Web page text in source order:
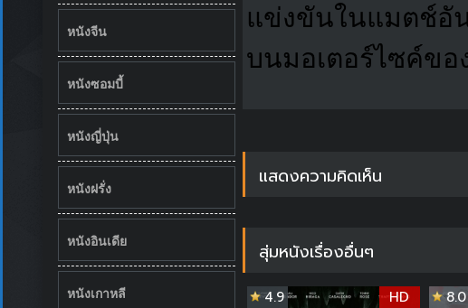
หนังจีน
หนังซอมบี้
หนังญี่ปุ่น
หนังฝรั่ง
หนังอินเดีย
หนังเกาหลี
แข่งขันในแมตช์อั
บนมอเตอร์ไซค์ขอ
แสดงความคิดเห็น
สุ่มหนังเรื่องอื่นๆ
4.9 HD 8.0